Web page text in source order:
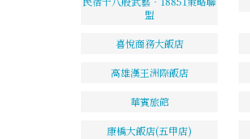
盟
喜悅商務大飯店
高雄漢王洲際飯店
華賓旅館
康橋大飯店(五甲店)